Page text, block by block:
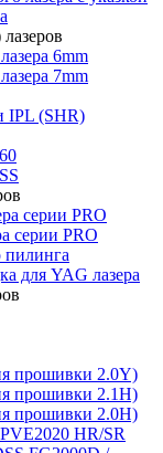
6mm
7mm
IPL (SHR)
серии PRO
серии PRO
пилинга
для YAG лазера
прошивки 2.0Y)
прошивки 2.1H)
прошивки 2.0H)
HR/SR